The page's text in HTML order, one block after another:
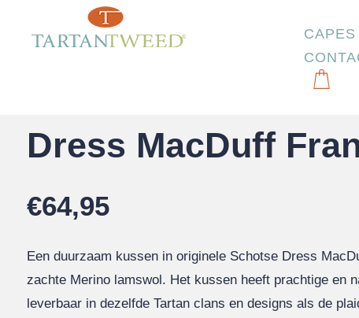
CAPES
Dress MacDuff
€64,95
Een duurzaam kussen in originele Schotse Dress
zachte Merino lamswol. Het kussen heeft prachtige en
leverbaar in dezelfde Tartan clans en designs als de